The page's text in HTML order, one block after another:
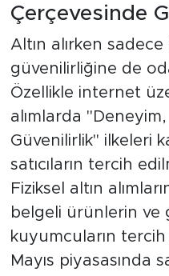
Çerçevesinde
Altın alırken
güvenilirliğine de
Özellikle internet
alımlarda
Güvenilirlik" ilkeleri
satıcıların tercih
Fiziksel altın
belgeli ürünlerin ve
kuyumcuların
Mayıs piyasasında